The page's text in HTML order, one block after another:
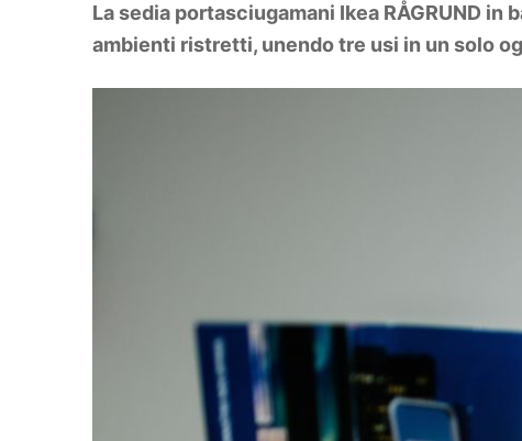
Piante e fiori
Lifestyle
La sedia portasciugamani Ikea RÅGRUND
ambienti ristretti, unendo tre usi in un solo